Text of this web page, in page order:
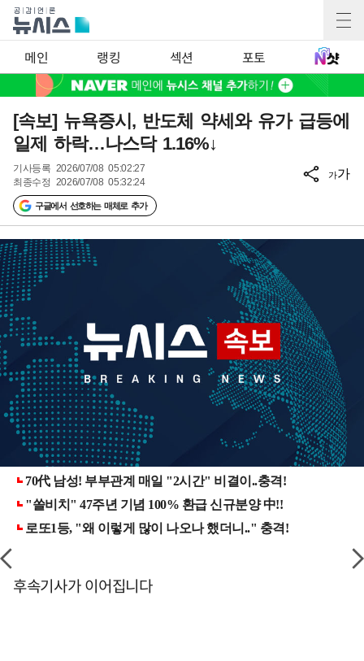
메인 랭킹 섹션 포토
[속보] 뉴욕증시, 반도체 약세와 유가 급등에
일제 하락…나스닥 1.16%↓
기사등록 2026/07/08 05:02:27
최종수정 2026/07/08 05:32:24
구글에서 선호하는 매체로 추가
가가
후속기사가 이어집니다